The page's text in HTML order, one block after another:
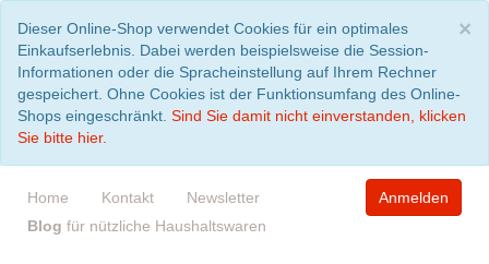
×
Dieser Online-Shop verwendet Cookies für ein optimales
Einkaufserlebnis. Dabei werden beispielsweise die Session-
Informationen oder die Spracheinstellung auf Ihrem Rechner
gespeichert. Ohne Cookies ist der Funktionsumfang des Online-
Shops eingeschränkt. Sind Sie damit nicht einverstanden, klicken
Sie bitte hier.
Home Kontakt
Newsletter
Blog für nützliche Haushaltswaren
Anmelden